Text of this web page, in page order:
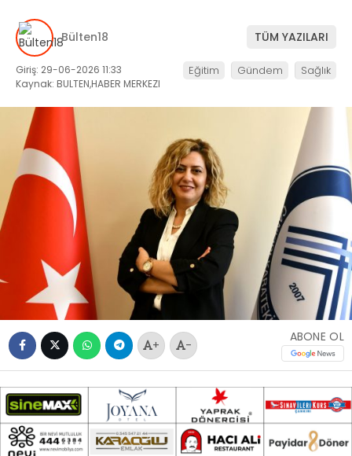
Bülten18 TÜM YAZILARI
Giriş: 29-06-2026 11:33
Kaynak: BULTEN,HABER MERKEZI
Eğitim Gündem Sağlık
+ -
ABONE OL